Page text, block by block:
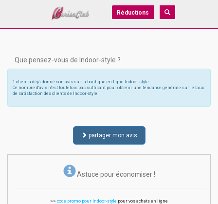
Réductions
Que pensez-vous de Indoor-style ?
1 client a déjà donné son avis sur la boutique en ligne Indoor-style
Ce nombre d'avis n'est toutefois pas suffisant pour obtenir une tendance générale sur le taux
de satisfaction des clients de Indoor-style
partager mon avis
Astuce pour économiser !
>> code promo pour Indoor-style pour vos achats en ligne